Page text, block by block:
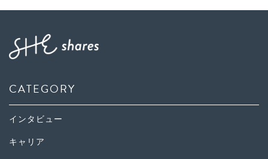
CATEGORY
インタビュー
キャリア